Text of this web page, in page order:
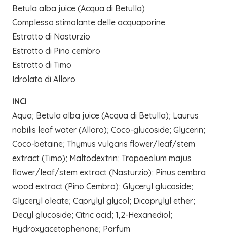
Betula alba juice (Acqua di Betulla)
Complesso stimolante delle acquaporine
Estratto di Nasturzio
Estratto di Pino cembro
Estratto di Timo
Idrolato di Alloro
INCI
Aqua; Betula alba juice (Acqua di Betulla); Laurus
nobilis leaf water (Alloro); Coco-glucoside; Glycerin;
Coco-betaine; Thymus vulgaris flower/leaf/stem
extract (Timo); Maltodextrin; Tropaeolum majus
flower/leaf/stem extract (Nasturzio); Pinus cembra
wood extract (Pino Cembro); Glyceryl glucoside;
Glyceryl oleate; Caprylyl glycol; Dicaprylyl ether;
Decyl glucoside; Citric acid; 1,2-Hexanediol;
Hydroxyacetophenone; Parfum